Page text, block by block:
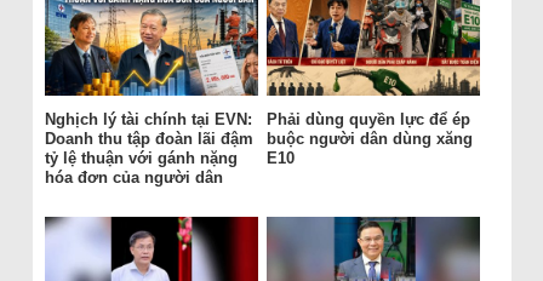
Nghịch lý tài chính tại EVN:
Doanh thu tập đoàn lãi đậm
tỷ lệ thuận với gánh nặng
hóa đơn của người dân
Phải dùng quyền lực để ép
buộc người dân dùng xăng
E10